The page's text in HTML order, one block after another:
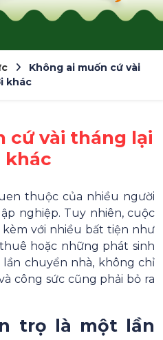
Không ai muốn cứ vài
khác
cứ vài tháng lại
khác
thuộc của nhiều người
nghiệp. Tuy nhiên, cuộc
với nhiều bất tiện như
hoặc những phát sinh
lần chuyển nhà, không chỉ
công sức cũng phải bỏ ra
trọ là một lần